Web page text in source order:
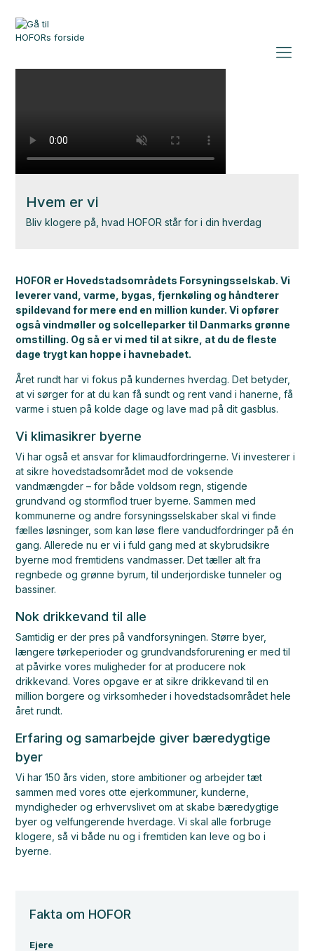
Hvem er vi
Bliv klogere på, hvad HOFOR står for i din hverdag
HOFOR er Hovedstadsområdets Forsyningsselskab. Vi
leverer vand, varme, bygas, fjernkøling og håndterer
spildevand for mere end en million kunder.Vi opfører
også vindmøller og solcelleparker til Danmarks grønne
omstilling. Og så er vi med til at sikre, at du de fleste
dage trygt kan hoppe i havnebadet.
Året rundt har vi fokus på kundernes hverdag. Det betyder,
at vi sørger for at du kan få sundt og rent vand i hanerne, få
varme i stuen på kolde dage og lave mad på dit gasblus.
Vi klimasikrer byerne
Vi har også et ansvar for klimaudfordringerne. Vi investerer i
at sikre hovedstadsområdet mod de voksende
vandmængder – for både voldsom regn, stigende
grundvand og stormflod truer byerne. Sammen med
kommunerne og andre forsyningsselskaber skal vi finde
fælles løsninger, som kan løse flere vandudfordringer på én
gang. Allerede nu er vi i fuld gang med at skybrudsikre
byerne mod fremtidens vandmasser. Det tæller alt fra
regnbede og grønne byrum, til underjordiske tunneler og
bassiner.
Nok drikkevand til alle
Samtidig er der pres på vandforsyningen. Større byer,
længere tørkeperioder og grundvandsforurening er med til
at påvirke vores muligheder for at producere nok
drikkevand. Vores opgave er at sikre drikkevand til en
million borgere og virksomheder i hovedstadsområdet hele
året rundt.
Erfaring og samarbejde giver bæredygtige
byer
Vi har 150 års viden, store ambitioner og arbejder tæt
sammen med vores otte ejerkommuner, kunderne,
myndigheder og erhvervslivet om at skabe bæredygtige
byer og velfungerende hverdage. Vi skal alle forbruge
klogere, så vi både nu og i fremtiden kan leve og bo i
byerne.
Fakta om HOFOR
Ejere